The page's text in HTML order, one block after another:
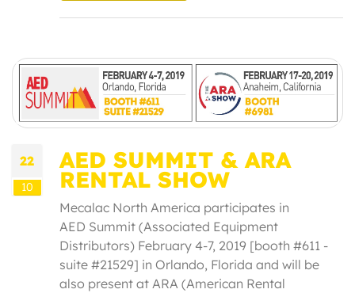
22
10
AED SUMMIT & ARA
RENTAL SHOW
Mecalac North America participates in
AED Summit (Associated Equipment
Distributors) February 4-7, 2019 [booth #611 -
suite #21529] in Orlando, Florida and will be
also present at ARA (American Rental